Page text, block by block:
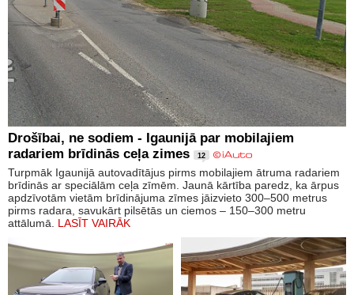
Drošībai, ne sodiem - Igaunijā par mobilajiem
radariem brīdinās ceļa zimes
12
Turpmāk Igaunijā autovadītājus pirms mobilajiem ātruma radariem
brīdinās ar speciālām ceļa zīmēm. Jaunā kārtība paredz, ka ārpus
apdzīvotām vietām brīdinājuma zīmes jāizvieto 300–500 metrus
pirms radara, savukārt pilsētās un ciemos – 150–300 metru
attālumā. LASĪT VAIRĀK